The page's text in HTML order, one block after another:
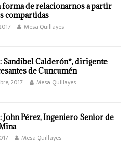
forma de relacionarnos a partir
compartidas
Mesa Quillayes
Sandibel Calderón*, dirigente
de Cuncumén
2017 Mesa Quillayes
Pérez, Ingeniero Senior de
Mesa Quillayes